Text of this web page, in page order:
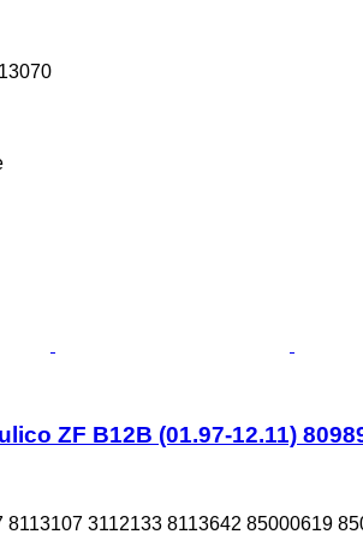
ZF B12B (01.97-12.11)
8113107 3112133 8113642 85000619